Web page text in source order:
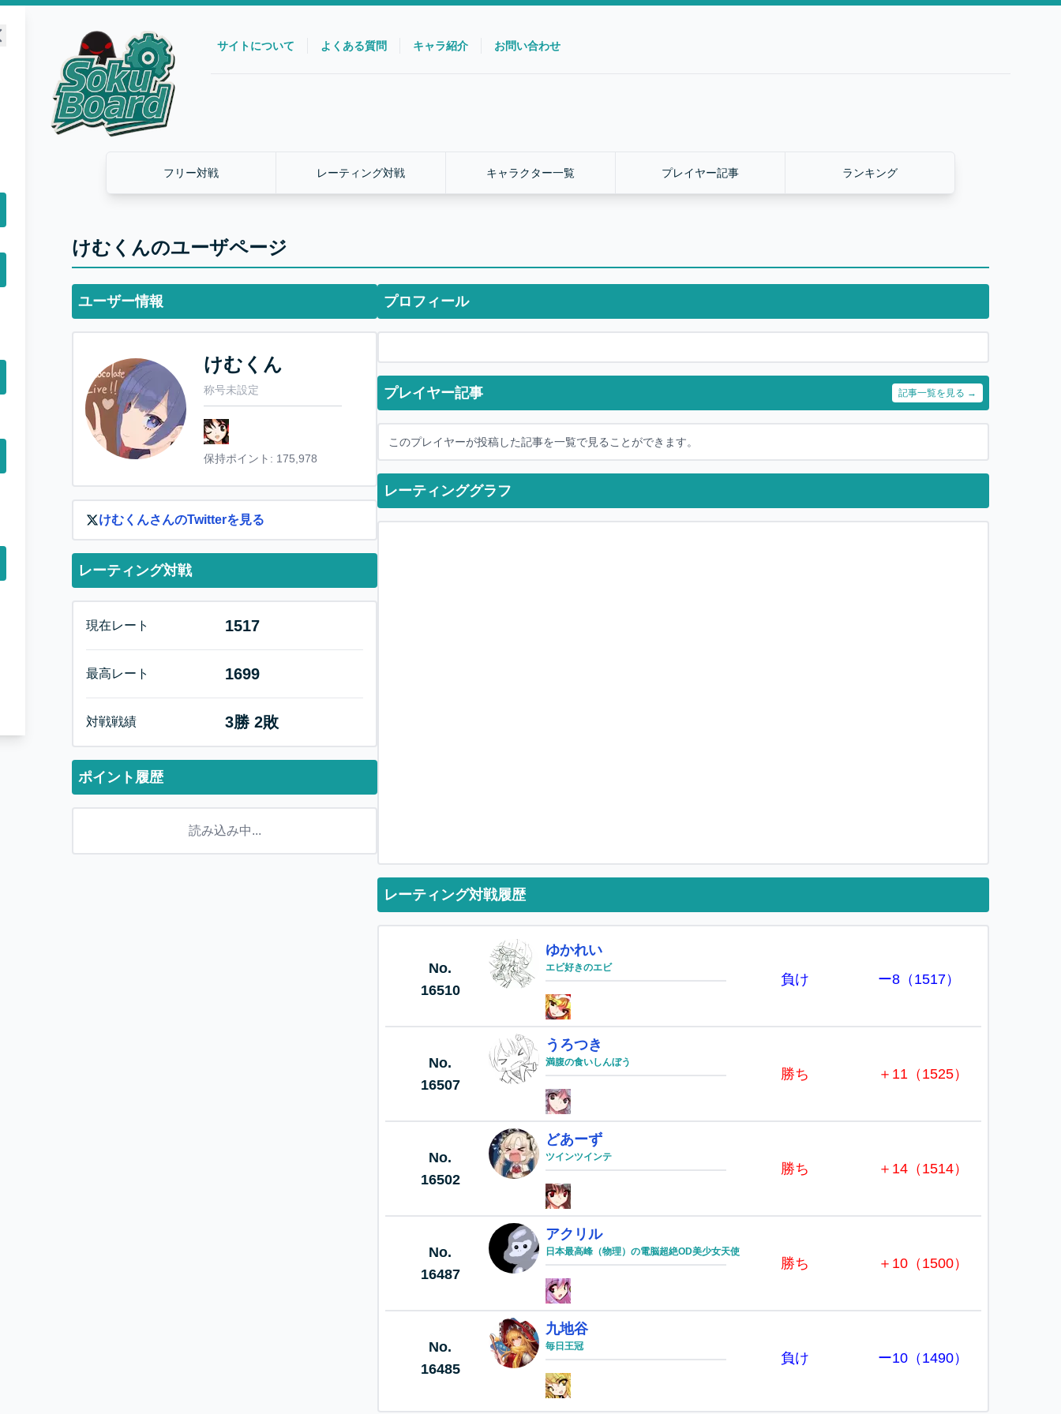
サイトについて よくある質問 キャラ紹介 お問い合わせ
フリー対戦 レーティング対戦 キャラクター一覧 プレイヤー記事 ランキング
けむくんのユーザページ
ユーザー情報
けむくん
称号未設定
保持ポイント: 175,978
けむくんさんのTwitterを見る
レーティング対戦
現在レート 1517
最高レート 1699
対戦戦績 3勝 2敗
ポイント履歴
読み込み中...
プロフィール
プレイヤー記事 記事一覧を見る →
このプレイヤーが投稿した記事を一覧で見ることができます。
レーティンググラフ
レーティング対戦履歴
No.
16510
ゆかれい
エビ好きのエビ
負け ー8（1517）
No.
16507
うろつき
満腹の食いしんぼう
勝ち ＋11（1525）
No.
16502
どあーず
ツインツインテ
勝ち ＋14（1514）
No.
16487
アクリル
日本最高峰（物理）の電脳超絶OD美少女天使
勝ち ＋10（1500）
No.
16485
九地谷
毎日王冠
負け ー10（1490）